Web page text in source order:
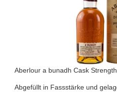
Aberlour a bunadh Cask Strength
Abgefüllt in Fassstärke und